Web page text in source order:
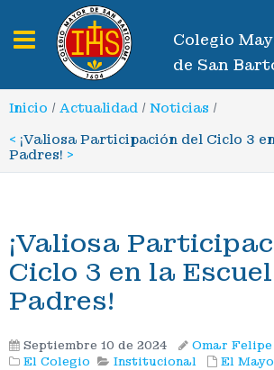
Toggle navigation
Colegio
de San
Inicio / Actualidad / Noticias /
< ¡Valiosa Participación del Ciclo 3
Padres! >
¡Valiosa
Ciclo 3 en la
Padres!
Septiembre 10 de 2024
Omar
El Colegio
Institucional El